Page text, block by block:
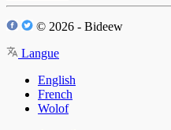
© 2026 - Bideew
Langue
English
French
Wolof